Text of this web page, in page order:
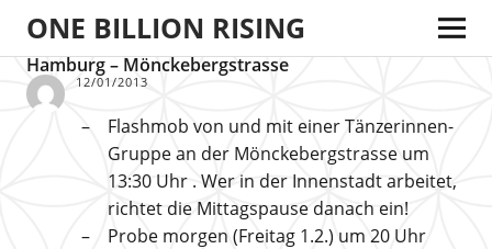
ONE BILLION RISING
Hamburg – Mönckebergstrasse
12/01/2013
Flashmob von und mit einer Tänzerinnen-
Gruppe an der Mönckebergstrasse um
13:30 Uhr . Wer in der Innenstadt arbeitet,
richtet die Mittagspause danach ein!
Probe morgen (Freitag 1.2.) um 20 Uhr